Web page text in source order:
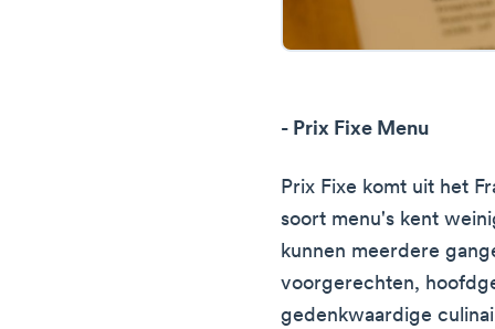
- Prix Fixe Menu
Prix Fixe komt uit het
soort menu's kent
kunnen meerdere
voorgerechten,
gedenkwaardige